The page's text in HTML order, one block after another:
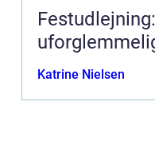
Katrine Nielsen